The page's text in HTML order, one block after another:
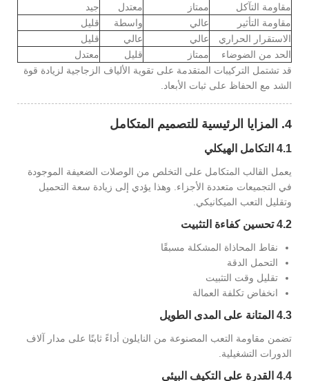
مقاومة التآكل
ممتاز معتدل
جيد
مقاومة التأثير
عالي واسطة
قليل
الاستقرار الحراري
عالي عالي
قليل
الحد من الضوضاء
ممتاز قليل
معتدل
قد تشتمل التركيبات المتقدمة على تقوية الألياف الزجاجية لزيادة قوة
الشد مع الحفاظ على ثبات الأبعاد.
4. المزايا الرئيسية للتصميم المتكامل
4.1 التكامل الهيكلي
يعمل القالب المتكامل على التخلص من الوصلات الضعيفة الموجودة
في التجميعات متعددة الأجزاء. وهذا يؤدي إلى زيادة سعة التحميل
وتقليل التعب الميكانيكي.
4.2 تحسين كفاءة التثبيت
نقاط المحاذاة المشكلة مسبقًا
التحمل الدقة
تقليل وقت التثبيت
انخفاض تكلفة العمالة
4.3 المتانة على المدى الطويل
تضمن مقاومة التعب المصنوعة من النايلون أداءً ثابتًا على مدار آلاف
الدورات التشغيلية.
4.4 القدرة على التكيف البيئي